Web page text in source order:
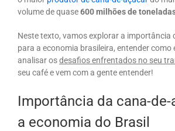
volume de quase600 milhões de
Neste texto, vamos explorar a importância
para a economia brasileira, entender como
analisar osdesafios enfrentados no seu
seu café e vem com a gente entender!
Importância da cana-de-
a economia do Brasil